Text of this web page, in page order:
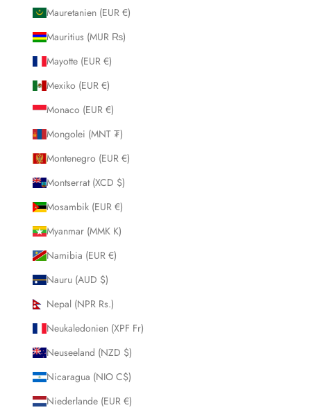
Mauretanien (EUR €)
Mauritius (MUR ₨)
Mayotte (EUR €)
Mexiko (EUR €)
Monaco (EUR €)
Mongolei (MNT ₮)
Montenegro (EUR €)
Montserrat (XCD $)
Mosambik (EUR €)
Myanmar (MMK K)
Namibia (EUR €)
Nauru (AUD $)
Nepal (NPR Rs.)
Neukaledonien (XPF Fr)
Neuseeland (NZD $)
Nicaragua (NIO C$)
Niederlande (EUR €)